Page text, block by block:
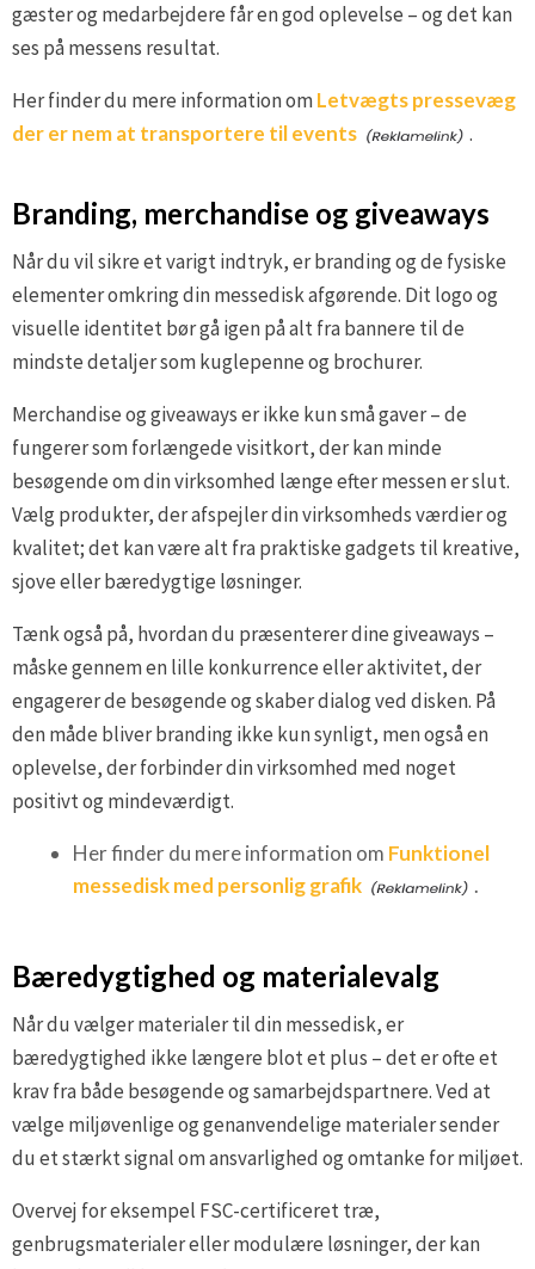
gæster og medarbejdere får en god oplevelse – og det kan
ses på messens resultat.
Her finder du mere information omLetvægts pressevæg
der er nem at transportere til events
.
Branding, merchandise og giveaways
Når du vil sikre et varigt indtryk, er branding og de fysiske
elementer omkring din messedisk afgørende. Dit logo og
visuelle identitet bør gå igen på alt fra bannere til de
mindste detaljer som kuglepenne og brochurer.
Merchandise og giveaways er ikke kun små gaver – de
fungerer som forlængede visitkort, der kan minde
besøgende om din virksomhed længe efter messen er slut.
Vælg produkter, der afspejler din virksomheds værdier og
kvalitet; det kan være alt fra praktiske gadgets til kreative,
sjove eller bæredygtige løsninger.
Tænk også på, hvordan du præsenterer dine giveaways –
måske gennem en lille konkurrence eller aktivitet, der
engagerer de besøgende og skaber dialog ved disken. På
den måde bliver branding ikke kun synligt, men også en
oplevelse, der forbinder din virksomhed med noget
positivt og mindeværdigt.
Her finder du mere information om Funktionel
messedisk med personlig grafik
.
Bæredygtighed og materialevalg
Når du vælger materialer til din messedisk, er
bæredygtighed ikke længere blot et plus – det er ofte et
krav fra både besøgende og samarbejdspartnere. Ved at
vælge miljøvenlige og genanvendelige materialer sender
du et stærkt signal om ansvarlighed og omtanke for miljøet.
Overvej for eksempel FSC-certificeret træ,
genbrugsmaterialer eller modulære løsninger, der kan